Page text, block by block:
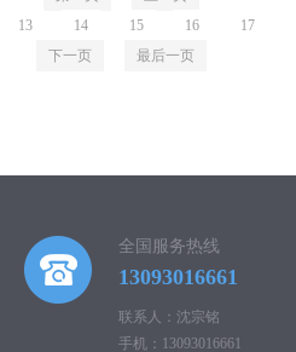
13 14 15 16 17
下一页
最后一页
全国服务热线
13093016661
联系人：沈宗铭
手机：13093016661